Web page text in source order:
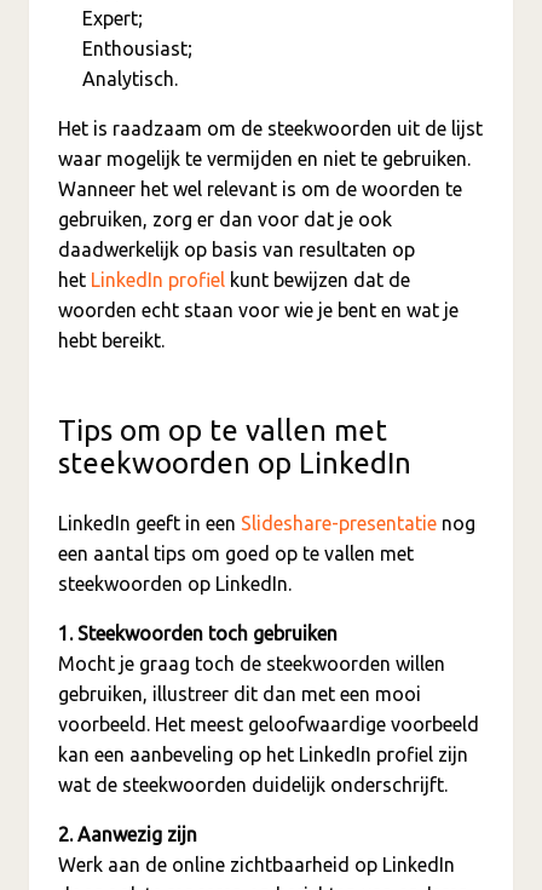
Expert;
Enthousiast;
Analytisch.
Het is raadzaam om de steekwoorden uit de lijst
waar mogelijk te vermijden en niet te gebruiken.
Wanneer het wel relevant is om de woorden te
gebruiken, zorg er dan voor dat je ook
daadwerkelijk op basis van resultaten op
het LinkedIn profiel kunt bewijzen dat de
woorden echt staan voor wie je bent en wat je
hebt bereikt.
Tips om op te vallen met
steekwoorden op LinkedIn
LinkedIn geeft in een Slideshare-presentatie nog
een aantal tips om goed op te vallen met
steekwoorden op LinkedIn.
1. Steekwoorden toch gebruiken
Mocht je graag toch de steekwoorden willen
gebruiken, illustreer dit dan met een mooi
voorbeeld. Het meest geloofwaardige voorbeeld
kan een aanbeveling op het LinkedIn profiel zijn
wat de steekwoorden duidelijk onderschrijft.
2. Aanwezig zijn
Werk aan de online zichtbaarheid op LinkedIn